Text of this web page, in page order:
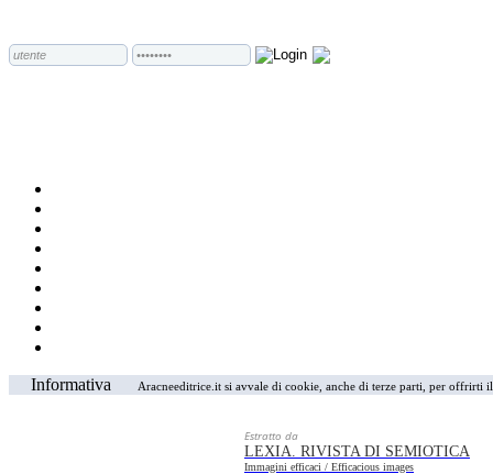
Informativa Aracneeditrice.it si avvale di cookie, anche di terze parti, per
Estratto da
LEXIA. RIVISTA DI SEMIOTICA
Immagini efficaci / Efficacious images